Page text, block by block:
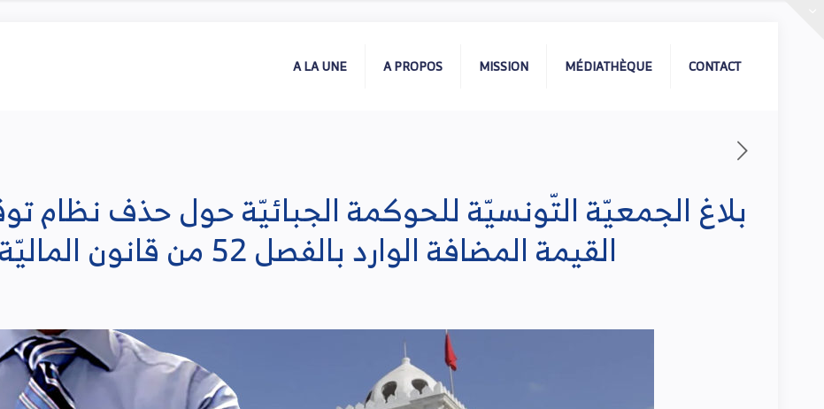
A LA UNE A PROPOS MISSION MÉDIATHÈQUE CONTACT
بلاغ الجمعيّة التّونسيّة للحوكمة الجبائيّة حول حذف نظام
القيمة المضافة الوارد بالفصل 52 من قانون الماليّة لسنة 2022